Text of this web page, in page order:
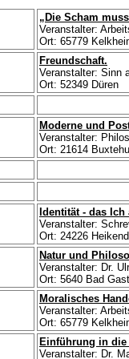
„Die Scham
Veranstalter:
Ort: 65779
Freundschaft.
Veranstalter: Sinn
Ort: 52349 Düren
Moderne und
Veranstalter:
Ort: 21614
Identität - das
Veranstalter:
Ort: 24226
Natur und
Veranstalter: Dr.
Ort: 5640 Bad
Moralisches
Veranstalter:
Ort: 65779
Einführung in
Veranstalter: Dr.